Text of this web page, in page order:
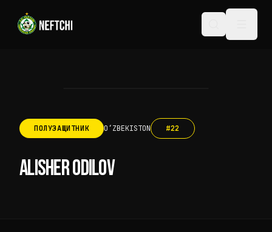
ПОЛУЗАЩИТНИК OʻZBEKISTON #22
ALISHER ODILOV